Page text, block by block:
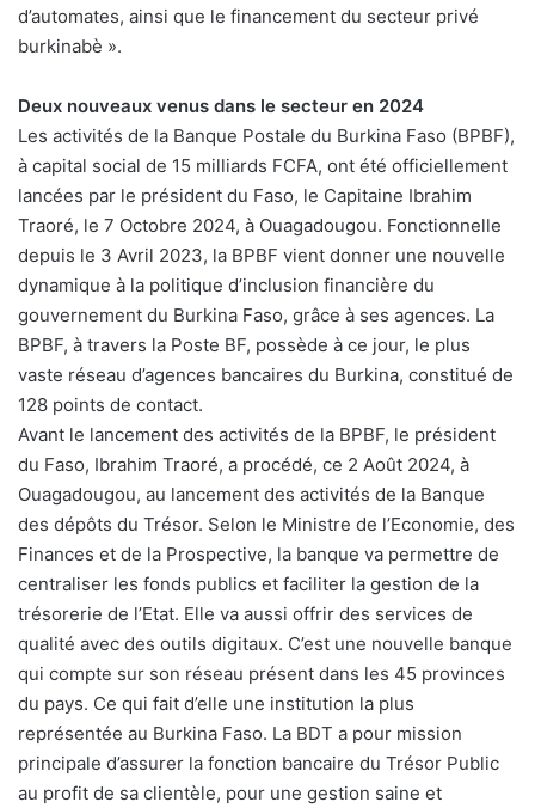
d’automates, ainsi que le financement du secteur privé
burkinabè ».
Deux nouveaux venus dans le secteur en 2024
Les activités de la Banque Postale du Burkina Faso (BPBF),
à capital social de 15 milliards FCFA, ont été officiellement
lancées par le président du Faso, le Capitaine Ibrahim
Traoré, le 7 Octobre 2024, à Ouagadougou. Fonctionnelle
depuis le 3 Avril 2023, la BPBF vient donner une nouvelle
dynamique à la politique d’inclusion financière du
gouvernement du Burkina Faso, grâce à ses agences. La
BPBF, à travers la Poste BF, possède à ce jour, le plus
vaste réseau d’agences bancaires du Burkina, constitué de
128 points de contact.
Avant le lancement des activités de la BPBF, le président
du Faso, Ibrahim Traoré, a procédé, ce 2 Août 2024, à
Ouagadougou, au lancement des activités de la Banque
des dépôts du Trésor. Selon le Ministre de l’Economie, des
Finances et de la Prospective, la banque va permettre de
centraliser les fonds publics et faciliter la gestion de la
trésorerie de l’Etat. Elle va aussi offrir des services de
qualité avec des outils digitaux. C’est une nouvelle banque
qui compte sur son réseau présent dans les 45 provinces
du pays. Ce qui fait d’elle une institution la plus
représentée au Burkina Faso. La BDT a pour mission
principale d’assurer la fonction bancaire du Trésor Public
au profit de sa clientèle, pour une gestion saine et